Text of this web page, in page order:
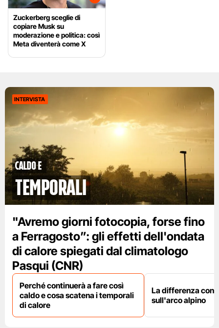
Zuckerberg sceglie di
copiare Musk su
moderazione e politica: così
Meta diventerà come X
INTERVISTA
caldo e
temporali
"Avremo giorni fotocopia, forse fino
a Ferragosto”: gli effetti dell'ondata
di calore spiegati dal climatologo
Pasqui (CNR)
Perché continuerà a fare così
caldo e cosa scatena i temporali
di calore
La differenza con
sull'arco alpino